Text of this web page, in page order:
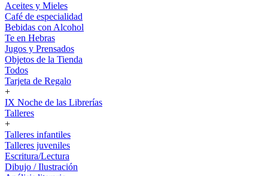
Aceites y Mieles
Café de especialidad
Bebidas con Alcohol
Te en Hebras
Jugos y Prensados
Objetos de la Tienda
Todos
Tarjeta de Regalo
+
IX Noche de las Librerías
Talleres
+
Talleres infantiles
Talleres juveniles
Escritura/Lectura
Dibujo / Ilustración